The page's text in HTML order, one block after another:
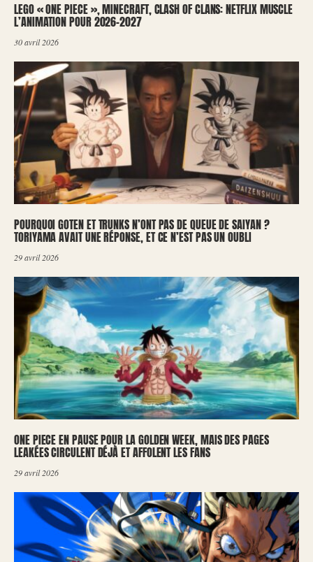
LEGO « ONE PIECE », MINECRAFT, CLASH OF CLANS: NETFLIX MUSCLE
L’ANIMATION POUR 2026-2027
30 avril 2026
POURQUOI GOTEN ET TRUNKS N’ONT PAS DE QUEUE DE SAIYAN ?
TORIYAMA AVAIT UNE RÉPONSE, ET CE N’EST PAS UN OUBLI
29 avril 2026
ONE PIECE EN PAUSE POUR LA GOLDEN WEEK, MAIS DES PAGES
LEAKÉES CIRCULENT DÉJÀ ET AFFOLENT LES FANS
29 avril 2026